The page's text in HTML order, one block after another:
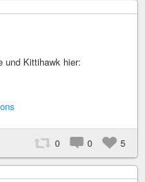
und Kittihawk hier:
0 0 5